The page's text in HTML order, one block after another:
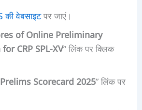
की वेबसाइटपर जाएं।
of Online Preliminary
CRP SPL-XV” लिंक पर क्लिक
Scorecard 2025” लिंक पर